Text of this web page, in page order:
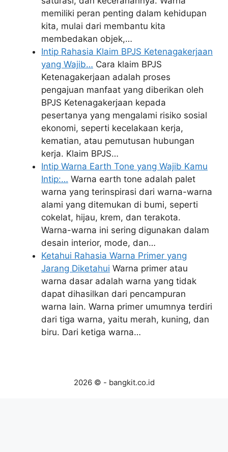
memiliki peran penting dalam kehidupan
kita, mulai dari membantu kita
membedakan objek,…
Intip Rahasia Klaim BPJS Ketenagakerjaan
yang Wajib… Cara klaim BPJS
Ketenagakerjaan adalah proses
pengajuan manfaat yang diberikan oleh
BPJS Ketenagakerjaan kepada
pesertanya yang mengalami risiko sosial
ekonomi, seperti kecelakaan kerja,
kematian, atau pemutusan hubungan
kerja. Klaim BPJS…
Intip Warna Earth Tone yang Wajib Kamu
Intip:… Warna earth tone adalah palet
warna yang terinspirasi dari warna-warna
alami yang ditemukan di bumi, seperti
cokelat, hijau, krem, dan terakota.
Warna-warna ini sering digunakan dalam
desain interior, mode, dan…
Ketahui Rahasia Warna Primer yang
Jarang Diketahui Warna primer atau
warna dasar adalah warna yang tidak
dapat dihasilkan dari pencampuran
warna lain. Warna primer umumnya terdiri
dari tiga warna, yaitu merah, kuning, dan
biru. Dari ketiga warna…
2026 © - bangkit.co.id